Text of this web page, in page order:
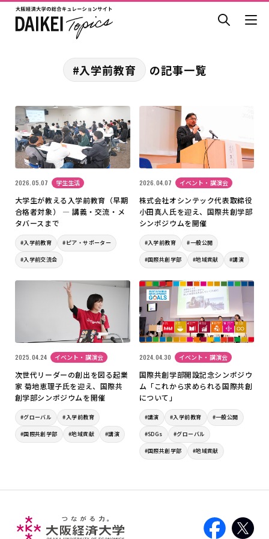
#入学前教育 の記事一覧
2026.05.07 学生生活
大学生が教える入学前教育（早期
合格者対象） ― 講義・交流・メ
タバースまで
#入学前教育 #ピア・サポーター
#入学前交流会
2026.04.07 イベント・講演会
株式会社オシンテック代表取締役
小田真人氏を迎え、国際共創学部
シンポジウムを開催
#入学前教育 #一般公開
#国際共創学部 #地域貢献 #講演
2025.04.24 イベント・講演会
次世代リーダーの創出を図る起業
家 菊地恵理子氏を迎え、国際共
創学部シンポジウムを開催
#グローバル #入学前教育
#国際共創学部 #地域貢献 #講演
2024.04.30 イベント・講演会
国際共創学部開設記念シンポジウ
ム「これから求められる国際共創
について」
#講演 #入学前教育 #一般公開
#SDGs #グローバル
#国際共創学部 #地域貢献